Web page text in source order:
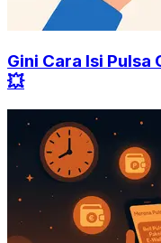
Gini Cara Isi Pulsa
💥